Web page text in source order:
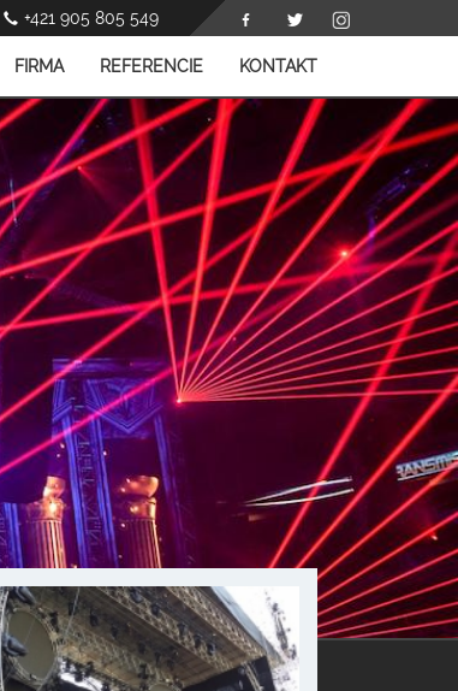
+421 905 805 549
FIRMA REFERENCIE KONTAKT